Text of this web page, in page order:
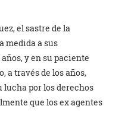
el sastre de la
medida a sus
y en su paciente
a través de los años,
por los derechos
que los ex agentes